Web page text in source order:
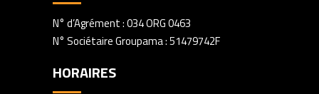
N° d’Agrément : 034 ORG 0463
N° Sociétaire Groupama : 51479742F
HORAIRES